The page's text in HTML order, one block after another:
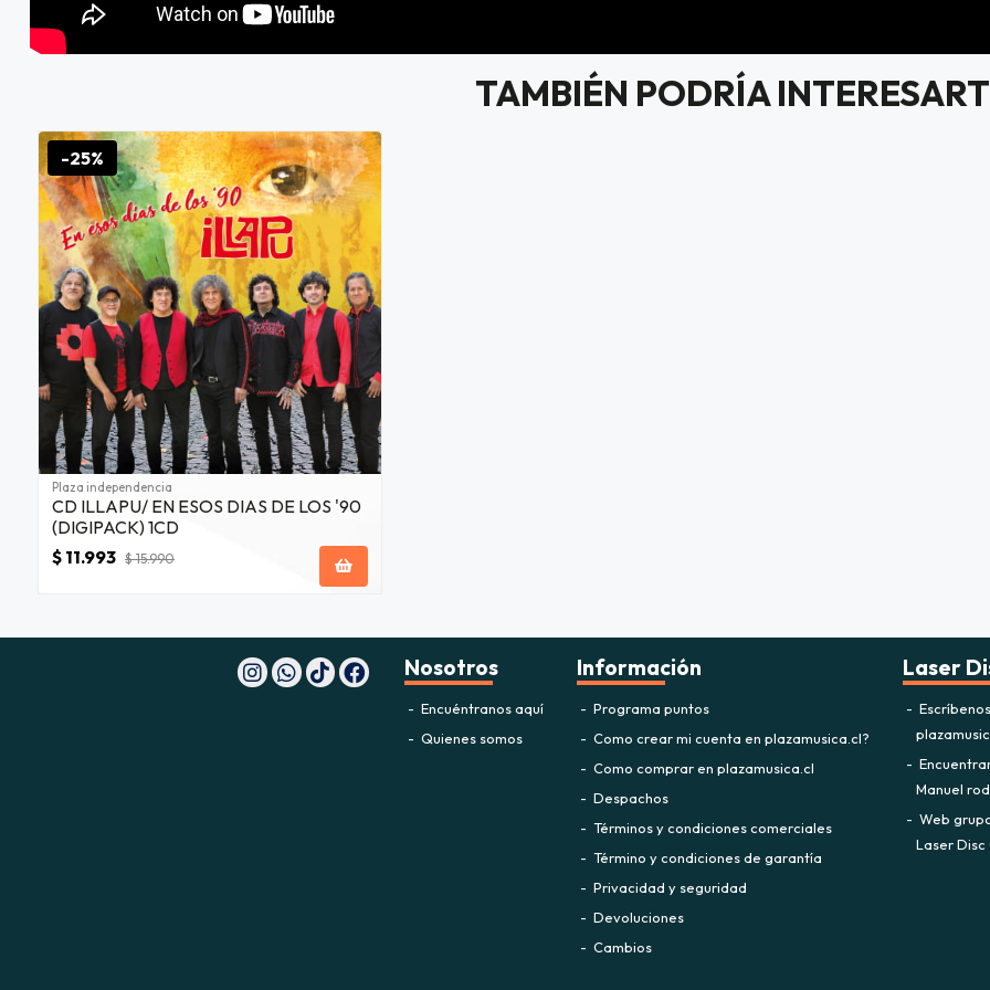
TAMBIÉN PODRÍA
-25%
Plaza independencia
CD ILLAPU/ EN ESOS DIAS DE LOS '90
(DIGIPACK) 1CD
$ 11.993 $ 15.990
Nosotros
Encuéntranos aquí
Quienes somos
Información
Programa puntos
Como crear mi cuenta en plazamusica.cl?
Como comprar en plazamusica.cl
Despachos
Términos y condiciones comerciales
Término y condiciones de garantía
Privacidad y seguridad
Devoluciones
Cambios
Laser
Manuel
Web
Laser Disc